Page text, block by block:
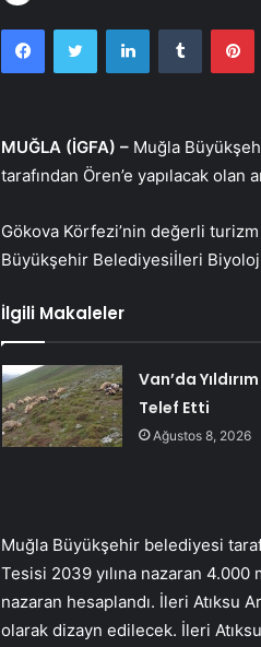
FacebookTwitter LinkedInTumblr
MUĞLA (İGFA) – Muğla
tarafından Ören’e yapılacak olan
Gökova Körfezi’nin değerli
Büyükşehir Belediyesiİleri
İlgili Makaleler
Van’da
Telef Etti
Ağustos 8, 2026
Muğla Büyükşehir belediyesi
Tesisi 2039 yılına nazaran
nazaran hesaplandı. İleri Atıksu
olarak dizayn edilecek. İleri